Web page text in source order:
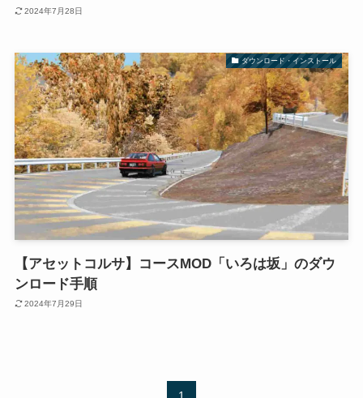
2024年7月28日
ダウンロード・インストール
【アセットコルサ】コースMOD「いろは坂」のダウ
ンロード手順
2024年7月29日